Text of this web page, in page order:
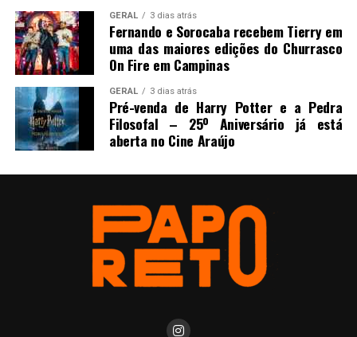
GERAL 3 dias atrás
Fernando e Sorocaba recebem Tierry em
uma das maiores edições do Churrasco
On Fire em Campinas
GERAL 3 dias atrás
Pré-venda de Harry Potter e a Pedra
Filosofal – 25º Aniversário já está
aberta no Cine Araújo